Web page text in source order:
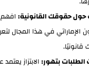
حقوقك القانونية:
الإماراتي في هذا المجال
الطلبات بتهور:الابتزاز